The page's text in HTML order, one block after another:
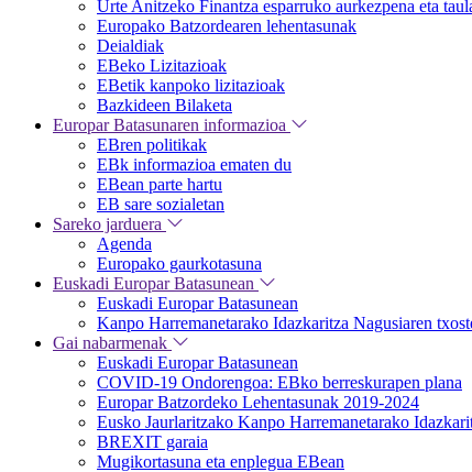
Urte Anitzeko Finantza esparruko aurkezpena eta
Europako Batzordearen lehentasunak
Deialdiak
EBeko Lizitazioak
EBetik kanpoko lizitazioak
Bazkideen Bilaketa
Europar Batasunaren informazioa
EBren politikak
EBk informazioa ematen du
EBean parte hartu
EB sare sozialetan
Sareko jarduera
Agenda
Europako gaurkotasuna
Euskadi Europar Batasunean
Euskadi Europar Batasunean
Kanpo Harremanetarako Idazkaritza Nagusiaren
Gai nabarmenak
Euskadi Europar Batasunean
COVID-19 Ondorengoa: EBko berreskurapen plana
Europar Batzordeko Lehentasunak 2019-2024
Eusko Jaurlaritzako Kanpo Harremanetarako
BREXIT garaia
Mugikortasuna eta enplegua EBean